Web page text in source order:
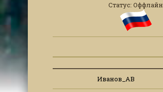
Статус: Оффлайн
Иванов_АВ